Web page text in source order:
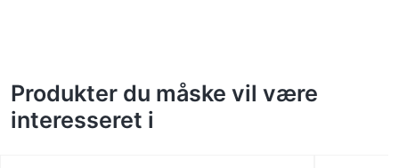
Produkter du måske vil være
interesseret i